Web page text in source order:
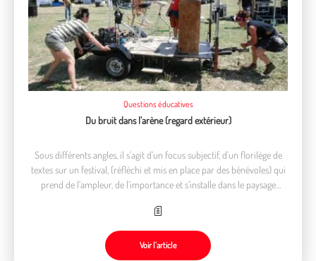
Questions éducatives
Du bruit dans l’arène (regard extérieur)
Sous différents angles, il s’agit d’un focus subjectif, d’un florilège de
textes sur un festival, (réfléchi et mis en place par des bénévoles) qui
prend de l’ampleur, de l’importance et s’installe dans le paysage
Voir l’article